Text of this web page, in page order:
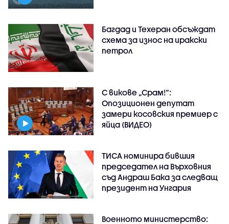
Багдад и Техеран обсъждат
схема за износ на иракски
петрол
С викове „Срам!“:
Опозиционен депутат
замери косовския премиер с
яйца (ВИДЕО)
ТИСА номинира бившия
председател на Върховния
съд Андраш Бака за следващ
президент на Унгария
Военното министерство: